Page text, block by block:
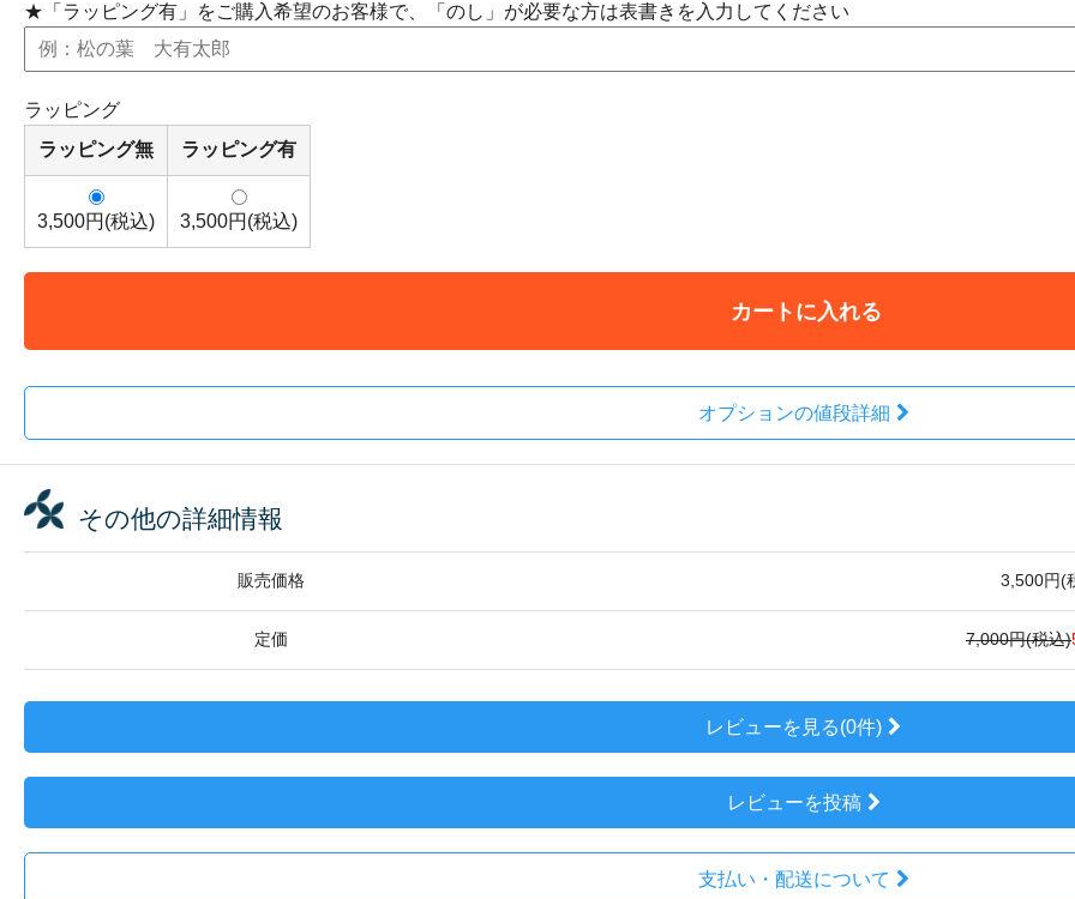
★「ラッピング有」をご購入希望のお客様で、「のし」が必要な方は表書きを入力してください
ラッピング
ラッピング無
ラッピング有
3,500円(税込) 3,500円(税込)
カートに入れる
オプションの値段詳細
その他の詳細情報
販売価格 3,500円(
定価 7,000円(税込)
レビューを見る(0件)
レビューを投稿
支払い・配送について